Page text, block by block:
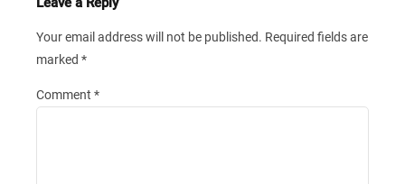
Your email address will not be published. Required fields are
marked *
Comment *